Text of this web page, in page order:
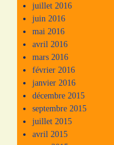
juillet 2016
juin 2016
mai 2016
avril 2016
mars 2016
février 2016
janvier 2016
décembre 2015
septembre 2015
juillet 2015
avril 2015